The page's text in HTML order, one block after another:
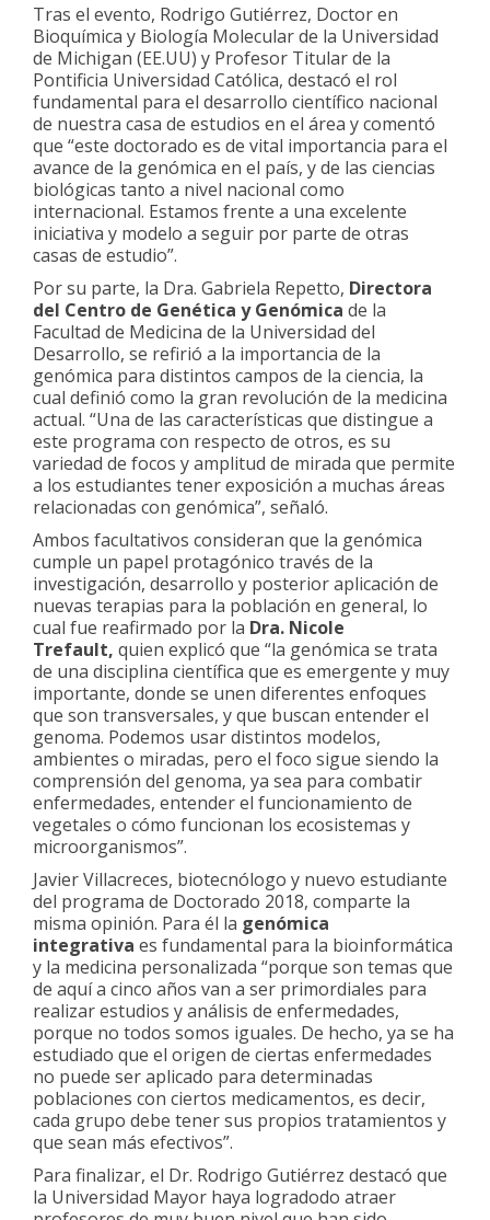
Tras el evento, Rodrigo Gutiérrez, Doctor en
Bioquímica y Biología Molecular de la Universidad
de Michigan (EE.UU) y Profesor Titular de la
Pontificia Universidad Católica, destacó el rol
fundamental para el desarrollo científico nacional
de nuestra casa de estudios en el área y comentó
que “este doctorado es de vital importancia para el
avance de la genómica en el país, y de las ciencias
biológicas tanto a nivel nacional como
internacional. Estamos frente a una excelente
iniciativa y modelo a seguir por parte de otras
casas de estudio”.
Por su parte, la Dra. Gabriela Repetto, Directora
del Centro de Genética y Genómica de la
Facultad de Medicina de la Universidad del
Desarrollo, se refirió a la importancia de la
genómica para distintos campos de la ciencia, la
cual definió como la gran revolución de la medicina
actual. “Una de las características que distingue a
este programa con respecto de otros, es su
variedad de focos y amplitud de mirada que permite
a los estudiantes tener exposición a muchas áreas
relacionadas con genómica”, señaló.
Ambos facultativos consideran que la genómica
cumple un papel protagónico través de la
investigación, desarrollo y posterior aplicación de
nuevas terapias para la población en general, lo
cual fue reafirmado por la Dra. Nicole
Trefault, quien explicó que “la genómica se trata
de una disciplina científica que es emergente y muy
importante, donde se unen diferentes enfoques
que son transversales, y que buscan entender el
genoma. Podemos usar distintos modelos,
ambientes o miradas, pero el foco sigue siendo la
comprensión del genoma, ya sea para combatir
enfermedades, entender el funcionamiento de
vegetales o cómo funcionan los ecosistemas y
microorganismos”.
Javier Villacreces, biotecnólogo y nuevo estudiante
del programa de Doctorado 2018, comparte la
misma opinión. Para él la genómica
integrativa es fundamental para la bioinformática
y la medicina personalizada “porque son temas que
de aquí a cinco años van a ser primordiales para
realizar estudios y análisis de enfermedades,
porque no todos somos iguales. De hecho, ya se ha
estudiado que el origen de ciertas enfermedades
no puede ser aplicado para determinadas
poblaciones con ciertos medicamentos, es decir,
cada grupo debe tener sus propios tratamientos y
que sean más efectivos”.
Para finalizar, el Dr. Rodrigo Gutiérrez destacó que
la Universidad Mayor haya logradodo atraer